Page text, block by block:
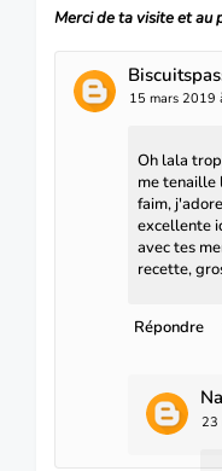
Merci de ta visite et au
15 mars 2019
Oh lala
me tenaille
faim,
excellente
avec tes
recette,
Répondre
23